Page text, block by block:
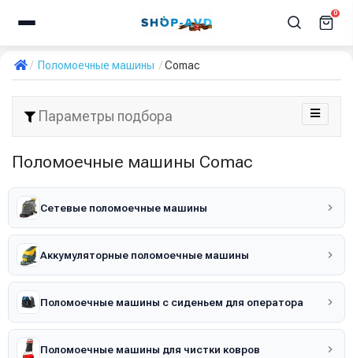
0
Поломоечные машины Comac
Параметры подбора
Поломоечные машины Comac
Сетевые поломоечные машины
Аккумуляторные поломоечные машины
Поломоечные машины с сиденьем для оператора
Поломоечные машины для чистки ковров